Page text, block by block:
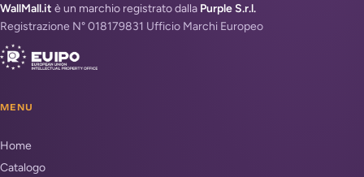
WallMall.it è un marchio registrato dalla Purple S.r.l.
Registrazione N° 018179831 Ufficio Marchi Europeo
MENU
Home
Catalogo